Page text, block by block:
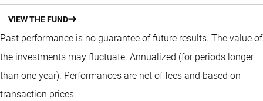
VIEW THE FUND
Past performance is no guarantee of future results. The value of
the investments may fluctuate. Annualized (for periods longer
than one year). Performances are net of fees and based on
transaction prices.